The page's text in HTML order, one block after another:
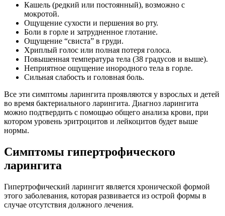
Кашель (редкий или постоянный), возможно с
мокротой.
Ощущение сухости и першения во рту.
Боли в горле и затрудненное глотание.
Ощущение “свиста” в груди.
Хриплый голос или полная потеря голоса.
Повышенная температура тела (38 градусов и выше).
Неприятное ощущение инородного тела в горле.
Сильная слабость и головная боль.
Все эти симптомы ларингита проявляются у взрослых и детей
во время бактериального ларингита. Диагноз ларингита
можно подтвердить с помощью общего анализа крови, при
котором уровень эритроцитов и лейкоцитов будет выше
нормы.
Симптомы гипертрофического
ларингита
Гипертрофический ларингит является хронической формой
этого заболевания, которая развивается из острой формы в
случае отсутствия должного лечения.